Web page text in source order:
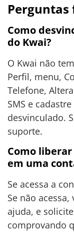
Como
do Kwai?
O Kwai não
Perfil, menu,
Telefone,
SMS e
desvinculado.
suporte.
Como
em uma
Se acessa a
Se não
ajuda, e
comprovando